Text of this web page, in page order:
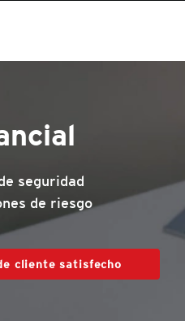
seguridad
de riesgo
cliente satisfecho